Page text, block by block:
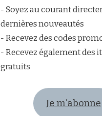
- Soyez au courant
dernières nouveautés
- Recevez des codes
- Recevez également des
gratuits
Je m'abonne